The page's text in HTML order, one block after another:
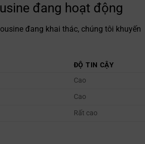
đang hoạt động
đang khai thác, chúng tôi khuyến
ĐỘ TIN CẬY
Cao
Cao
Rất cao